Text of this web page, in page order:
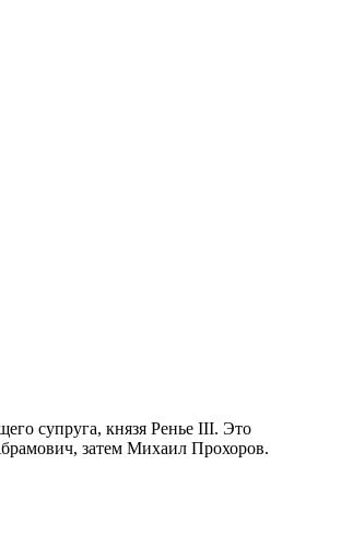
супруга, князя Ренье III. Это
затем Михаил Прохоров.